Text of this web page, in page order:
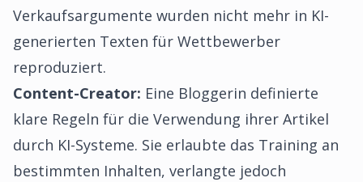
Verkaufsargumente wurden nicht mehr in KI-
generierten Texten für Wettbewerber
reproduziert.
Content-Creator: Eine Bloggerin definierte
klare Regeln für die Verwendung ihrer Artikel
durch KI-Systeme. Sie erlaubte das Training an
bestimmten Inhalten, verlangte jedoch